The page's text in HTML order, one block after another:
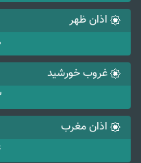
اذان ظهر
غروب خورشید
اذان مغرب